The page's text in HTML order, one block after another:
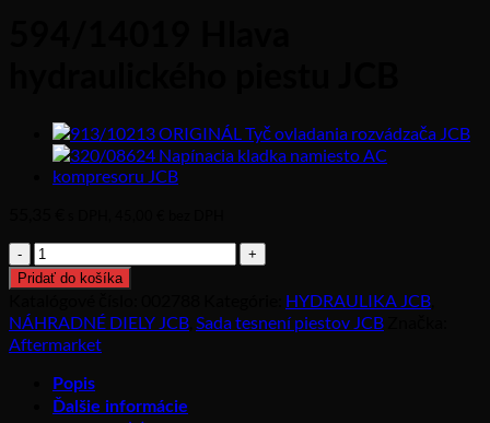
množstvo
594/14019
Hlava
hydraulického
piestu
JCB
Pridať do košíka
HYDRAULIKA JCB
NÁHRADNÉ DIELY JCB Sada tesnení piestov JCB
Aftermarket
Popis
Ďalšie informácie